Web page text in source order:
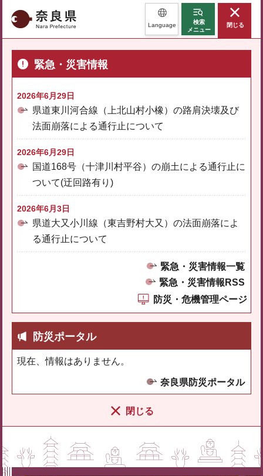
奈良県 Language
検索
メニュー
閉じる
緊急・災害情報
2026年6月29日
県道東川河合線（上北山村小橡）の路肩決壊及び
法面崩落による通行止について
2026年6月29日
国道168号（十津川村平谷）の崩土による通行止に
ついて(迂回路有り)
2026年6月3日
県道大又小川線（東吉野村大又）の法面崩落によ
る通行止について
緊急・災害情報一覧
緊急・災害情報RSS
防災・危機管理ページ
防災ポータル
現在、情報はありません。
奈良県防災ポータル
閉じる